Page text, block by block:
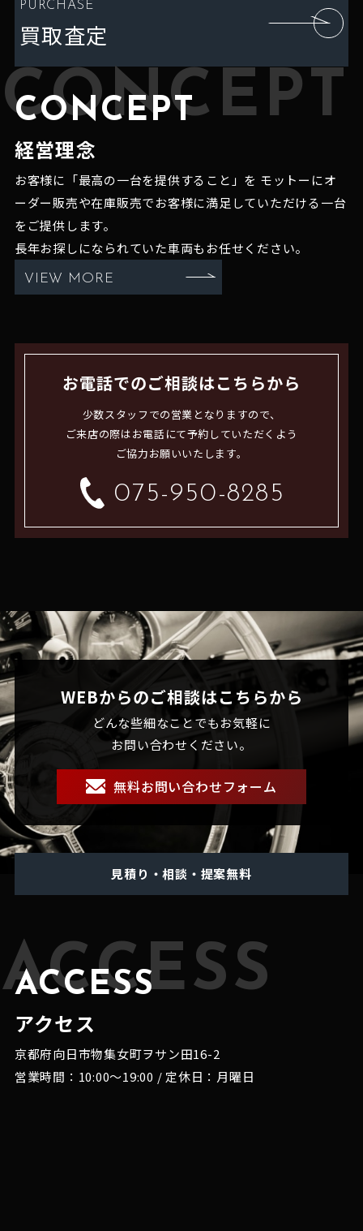
PURCHASE
買取査定
CONCEPT
CONCEPT
経営理念
お客様に「最高の一台を提供すること」を モットーにオ
ーダー販売や在庫販売でお客様に満足していただける一台
をご提供します。
長年お探しになられていた車両もお任せください。
VIEW MORE
お電話でのご相談はこちらから
少数スタッフでの営業となりますので、
ご来店の際はお電話にて予約していただくよう
ご協力お願いいたします。
075-950-8285
WEBからのご相談はこちらから
どんな些細なことでもお気軽に
お問い合わせください。
無料お問い合わせフォーム
見積り・相談・提案無料
ACCESS
ACCESS
アクセス
京都府向日市物集女町ヲサン田16-2
営業時間：10:00～19:00 / 定休日：月曜日